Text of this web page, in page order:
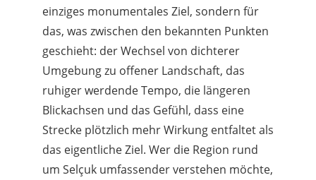
einziges monumentales Ziel, sondern für
das, was zwischen den bekannten Punkten
geschieht: der Wechsel von dichterer
Umgebung zu offener Landschaft, das
ruhiger werdende Tempo, die längeren
Blickachsen und das Gefühl, dass eine
Strecke plötzlich mehr Wirkung entfaltet als
das eigentliche Ziel. Wer die Region rund
um Selçuk umfassender verstehen möchte,